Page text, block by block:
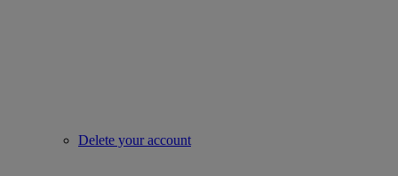
Delete your account